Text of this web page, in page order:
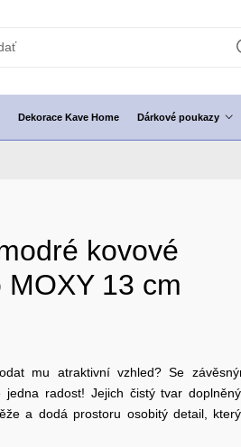
Dekorace Kave Home Dárkové poukazy
kovové
13 cm
mu atraktivní vzhled? Se
radost! Jejich čistý tvar
a dodá prostoru osobitý detail,